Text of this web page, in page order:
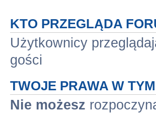
KTO PRZEGLĄDA
Użytkownicy
gości
TWOJE PRAWA W
Nie możesz